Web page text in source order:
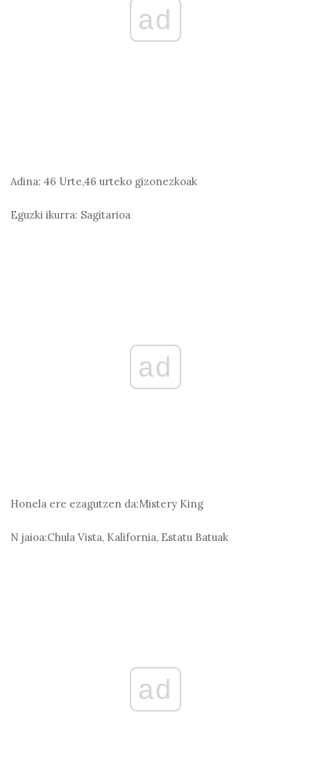
ad
Adina: 46 Urte,46 urteko gizonezkoak
Eguzki ikurra: Sagitarioa
ad
Honela ere ezagutzen da:Mistery King
N jaioa:Chula Vista, Kalifornia, Estatu Batuak
ad